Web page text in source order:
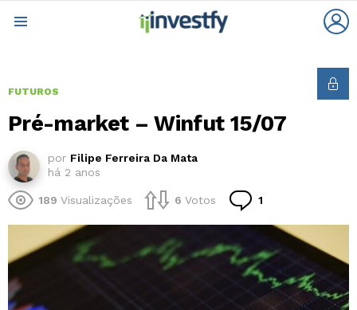
FUTUROS
Pré-market – Winfut 15/07
por Filipe Ferreira Da Mata
há 2 anos
189 Visualizações 6 Votos 1